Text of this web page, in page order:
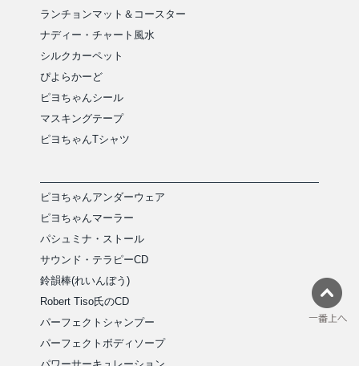
ランチョンマット＆コースター
ナディー・チャート風水
シルクカーペット
ぴよらかーど
ピヨちゃんシール
マスキングテープ
ピヨちゃんTシャツ
ピヨちゃんアンダーウェア
ピヨちゃんマーラー
パシュミナ・ストール
サウンド・テラピーCD
鈴韻棒(れいんぼう)
Robert Tiso氏のCD
パーフェクトシャンプー
パーフェクトボディソープ